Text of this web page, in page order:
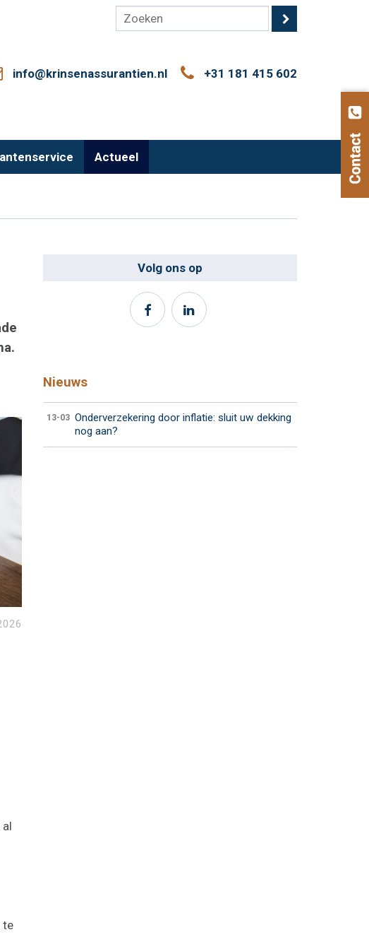
info@krinsenassurantien.nl +31 181 415 602
Actueel
te
Volg ons op
Nieuws
13-03 Onderverzekering door inflatie: sluit uw dekking
nog aan?